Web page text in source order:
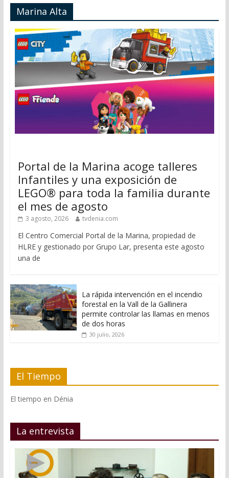
Marina Alta
Portal de la Marina acoge talleres
Infantiles y una exposición de
LEGO® para toda la familia durante
el mes de agosto
3 agosto, 2026 tvdenia.com
El Centro Comercial Portal de la Marina, propiedad de
HLRE y gestionado por Grupo Lar, presenta este agosto
una de
La rápida intervención en el incendio
forestal en la Vall de la Gallinera
permite controlar las llamas en menos
de dos horas
30 julio, 2026
El Tiempo
El tiempo en Dénia
La entrevista